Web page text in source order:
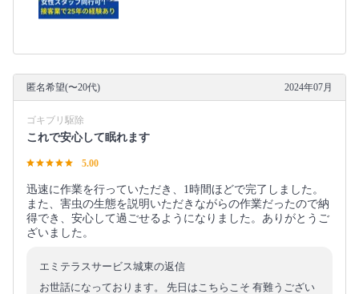
匿名希望(〜20代) 2024年07月
ゴキブリ駆除
これで安心して眠れます
5.00
迅速に作業を行っていただき、1時間ほどで完了しました。
また、害虫の生態を説明いただきながらの作業だったので納
得でき、安心して過ごせるようになりました。ありがとうご
ざいました。
エミテラスサービス城東の返信
お世話になっております。 先日はこちらこそ 有難うござい